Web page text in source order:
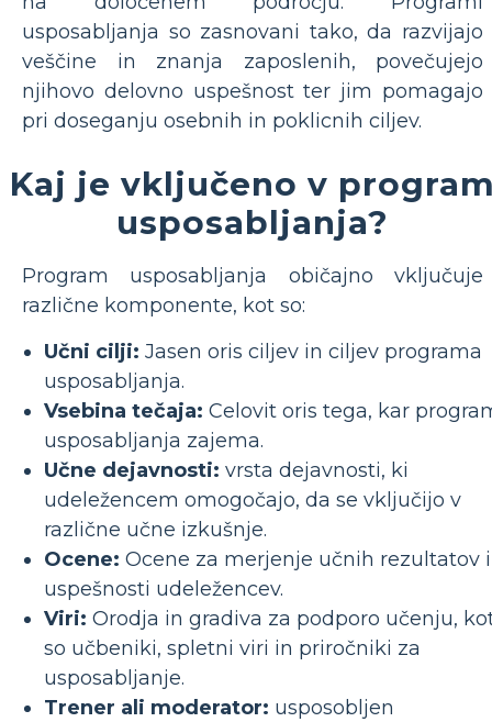
usposabljanja so zasnovani tako, da razvijajo
veščine in znanja zaposlenih, povečujejo
njihovo delovno uspešnost ter jim pomagajo
pri doseganju osebnih in poklicnih ciljev.
Kaj je vključeno v
usposabljanja?
Program usposabljanja običajno vključuje
različne komponente, kot so:
Učni cilji: Jasen oris ciljev in ciljev programa
usposabljanja.
Vsebina tečaja: Celovit oris tega, kar
usposabljanja zajema.
Učne dejavnosti: vrsta dejavnosti, ki
udeležencem omogočajo, da se vključijo v
različne učne izkušnje.
Ocene: Ocene za merjenje učnih rezultatov
uspešnosti udeležencev.
Viri: Orodja in gradiva za podporo učenju,
so učbeniki, spletni viri in priročniki za
usposabljanje.
Trener ali moderator: usposobljen